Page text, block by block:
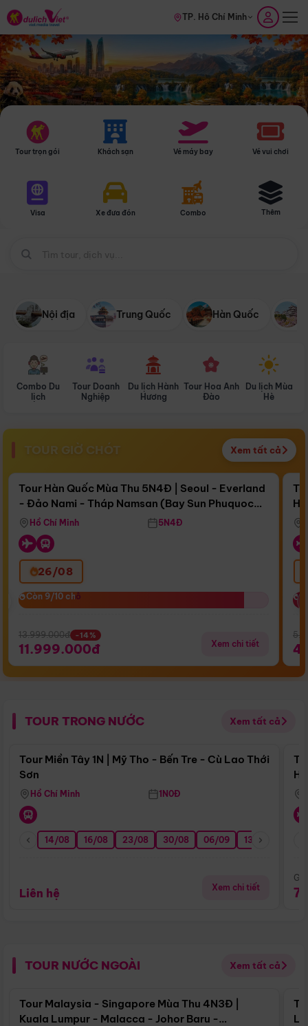
TP. Hồ Chí Minh
Tour trọn gói Khách sạn Vé máy bay Vé vui chơi
Visa Xe đưa đón Combo Thêm
Nội địa Trung Quốc Hàn Quốc
Combo Du
lịch
Tour Doanh
Nghiệp
Du lịch Hành
Hương
Tour Hoa Anh
Đào
Du lịch Mùa
Hè
TOUR GIỜ CHÓT Xem tất cả
Còn17 ngày 03:19:43
Bay Sun Phuquoc Airways
Điểm nổi bật
Tour Hàn Quốc Mùa Thu 5N4Đ | Seoul - Everland
- Đảo Nami - Tháp Namsan (Bay Sun Phuquoc
Airways)
Hồ Chí Minh 5N4Đ
26/08
Còn 9/10 chỗ
Còn 9/10 chỗ
13.999.000đ -14%
11.999.000đ Xem chi tiết
TOUR TRONG NƯỚC Xem tất cả
Điểm nổi bật
Tour Miền Tây 1N | Mỹ Tho - Bến Tre - Cù Lao Thới
Sơn
Hồ Chí Minh 1N0Đ
14/08 16/08 23/08 30/08 06/09 13/09
Liên hệ Xem chi tiết
TOUR NƯỚC NGOÀI Xem tất cả
Điểm nổi bật
Tour Malaysia - Singapore Mùa Thu 4N3Đ |
Kuala Lumpur - Malacca - Johor Baru -